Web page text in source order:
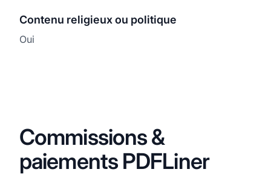
Contenu religieux ou politique
Oui
Commissions &
paiements PDFLiner